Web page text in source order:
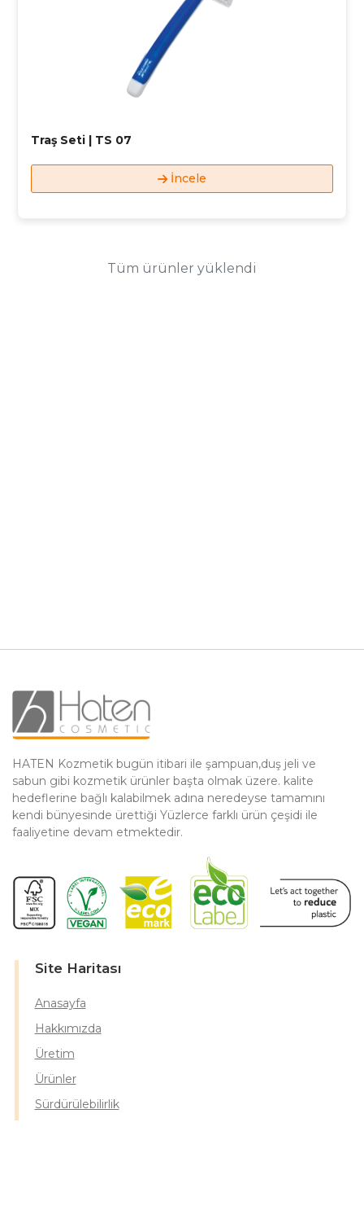
Traş Seti | TS 07
İncele
Tüm ürünler yüklendi
HATEN Kozmetik bugün itibari ile şampuan,duş jeli ve
sabun gibi kozmetik ürünler başta olmak üzere. kalite
hedeflerine bağlı kalabilmek adına neredeyse tamamını
kendi bünyesinde ürettiği Yüzlerce farklı ürün çeşidi ile
faaliyetine devam etmektedir.
Site Haritası
Anasayfa
Hakkımızda
Üretim
Ürünler
Sürdürülebilirlik